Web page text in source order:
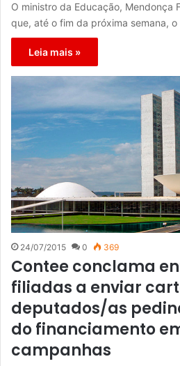
O ministro da Educação, Mendonça
que, até o fim da próxima semana,
Leia mais »
24/07/2015 0 369
Contee conclama
filiadas a enviar
deputados/as
do financiamento
campanhas